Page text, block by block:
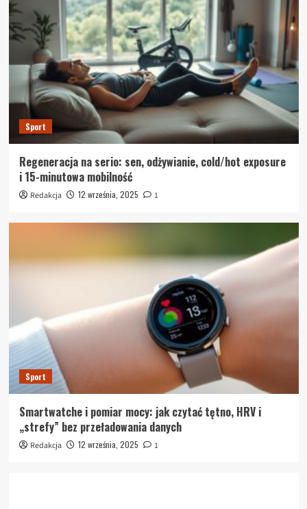
Sport
Regeneracja na serio: sen, odżywianie, cold/hot exposure
i 15-minutowa mobilność
Redakcja 12 września, 2025 1
Sport
Smartwatche i pomiar mocy: jak czytać tętno, HRV i
„strefy” bez przeładowania danych
Redakcja 12 września, 2025 1